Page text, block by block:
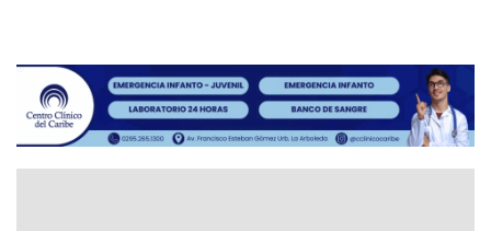
4
nueva mesa de diálogo
INTERNACIONALES ÚLTIMA HORA